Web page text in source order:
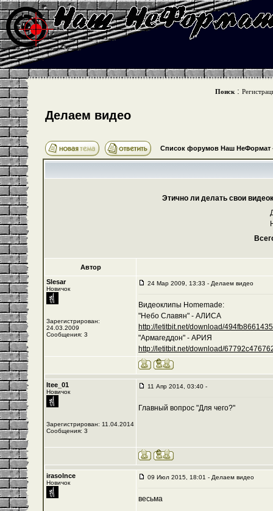
Поиск :
Делаем видео
Список форумов Наш НеФормат
Этично ли делать свои
Автор
Slesar
Новичок
Зарегистрирован:
24.03.2009
Сообщения: 3
24 Мар 2009, 13:33 - Делаем видео
Видеоклипы Homemade:
"Небо Славян" - АЛИСА
http://letitbit.net/download/
"Армагеддон" - АРИЯ
http://letitbit.net/download/
Itee_01
Новичок
Зарегистрирован: 11.04.2014
Сообщения: 3
11 Апр 2014, 03:40 -
Главный вопрос "Для чего?"
irasolnce
Новичок
09 Июл 2015, 18:01 - Делаем видео
весьма